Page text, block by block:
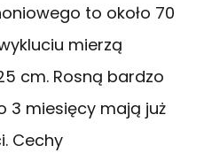
to około 70
mierzą
cm. Rosną bardzo
3 miesięcy mają już
Cechy